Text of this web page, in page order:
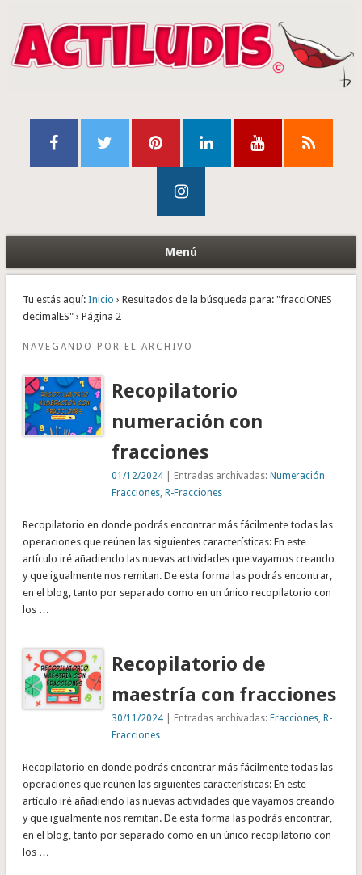
Menú
Tu estás aquí: Inicio › Resultados de la búsqueda para: "fracciONES
decimalES" › Página 2
NAVEGANDO POR EL ARCHIVO
Recopilatorio
numeración con
fracciones
01/12/2024 | Entradas archivadas:Numeración
Fracciones ,R-Fracciones
Recopilatorio en donde podrás encontrar más fácilmente todas las
operaciones que reúnen las siguientes características: En este
artículo iré añadiendo las nuevas actividades que vayamos creando
y que igualmente nos remitan. De esta forma las podrás encontrar,
en el blog, tanto por separado como en un único recopilatorio con
los …
Recopilatorio de
maestría con fracciones
30/11/2024 | Entradas archivadas:Fracciones ,R-
Fracciones
Recopilatorio en donde podrás encontrar más fácilmente todas las
operaciones que reúnen las siguientes características: En este
artículo iré añadiendo las nuevas actividades que vayamos creando
y que igualmente nos remitan. De esta forma las podrás encontrar,
en el blog, tanto por separado como en un único recopilatorio con
los …